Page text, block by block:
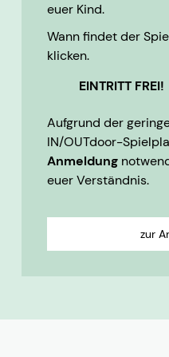
euer Kind.
Wann findet der
klicken.
EINTRITT FREI!
Aufgrund der
IN/OUTdoor-
Anmeldung
euer Verständnis.
zur